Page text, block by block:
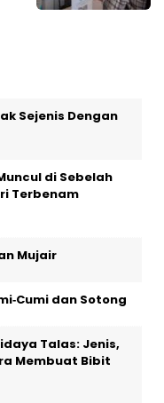
Sejenis Dengan
di Sebelah
Terbenam
Mujair
dan Sotong
Talas: Jenis,
Membuat Bibit